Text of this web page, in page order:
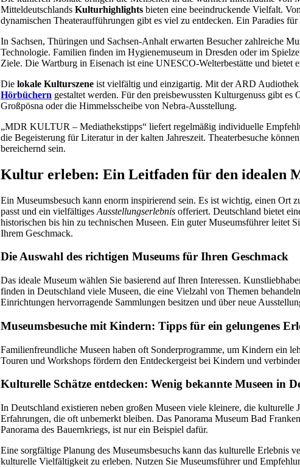
Mitteldeutschlands Kulturhighlights bieten eine beeindruckende Vielfalt.
dynamischen Theateraufführungen gibt es viel zu entdecken. Ein Paradies
In Sachsen, Thüringen und Sachsen-Anhalt erwarten Besucher zahlreiche
Technologie. Familien finden im Hygienemuseum in Dresden oder im
Ziele. Die Wartburg in Eisenach ist eine UNESCO-Welterbestätte und bietet
Die lokale Kulturszene ist vielfältig und einzigartig. Mit der ARD
Hörbüchern gestaltet werden. Für den preisbewussten Kulturgenuss gibt es
Großpösna oder die Himmelsscheibe von Nebra-Ausstellung.
„MDR KULTUR – Mediathekstipps“ liefert regelmäßig individuelle
die Begeisterung für Literatur in der kalten Jahreszeit. Theaterbesuche
bereichernd sein.
Kultur erleben: Ein Leitfaden für den idealen
Ein Museumsbesuch kann enorm inspirierend sein. Es ist wichtig, einen Ort
passt und ein vielfältiges Ausstellungserlebnis offeriert. Deutschland bietet
historischen bis hin zu technischen Museen. Ein guter Museumsführer leitet
Ihrem Geschmack.
Die Auswahl des richtigen Museums für Ihren Geschmack
Das ideale Museum wählen Sie basierend auf Ihren Interessen.
finden in Deutschland viele Museen, die eine Vielzahl von Themen
Einrichtungen hervorragende Sammlungen besitzen und über neue
Museumsbesuche mit Kindern: Tipps für ein gelungenes
Familienfreundliche Museen haben oft Sonderprogramme, um Kindern ein
Touren und Workshops fördern den Entdeckergeist bei Kindern und
Kulturelle Schätze entdecken: Wenig bekannte Museen in
In Deutschland existieren neben großen Museen viele kleinere, die kulturelle
Erfahrungen, die oft unbemerkt bleiben. Das Panorama Museum Bad
Panorama des Bauernkriegs, ist nur ein Beispiel dafür.
Eine sorgfältige Planung des Museumsbesuchs kann das kulturelle Erlebnis
kulturelle Vielfältigkeit zu erleben. Nutzen Sie Museumsführer und